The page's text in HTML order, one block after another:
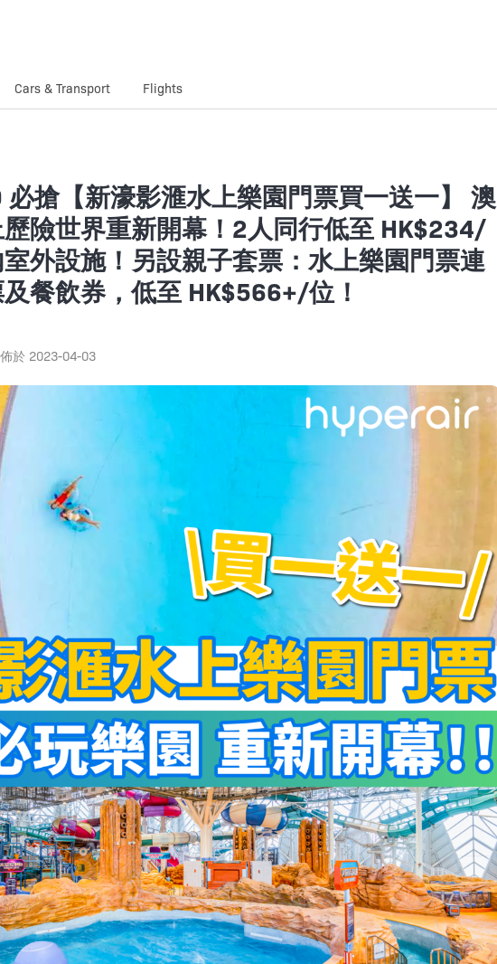
Cars & Transport Flights
搶【新濠影滙水上樂園門票買一送一】 澳
險世界重新開幕！2人同行低至 HK$234/
外設施！另設親子套票：水上樂園門票連
餐飲券，低至 HK$566+/位！
於 2023-04-03